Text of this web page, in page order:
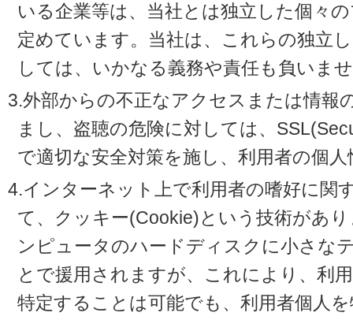
いる企業等は、当社とは独立した個々
定めています。当社は、これらの独立
しては、いかなる義務や責任も負いま
3.外部からの不正なアクセスまたは情報
まし、盗聴の危険に対しては、
で適切な安全対策を施し、利用者の個
4.インターネット上で利用者の嗜好に関
て、クッキー(Cookie)という技術があ
ンピュータのハードディスクに小さな
とで援用されますが、これにより、利
特定することは可能でも、利用者個人